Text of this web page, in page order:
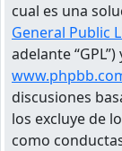
cual es una
General Public
adelante
discusiones
los excluye de
como